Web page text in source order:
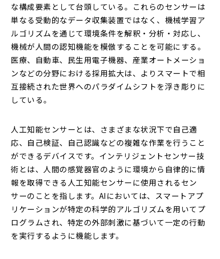
な構成要素として台頭している。これらのセンサーは
単なる受動的なデータ収集装置ではなく、機械学習ア
ルゴリズムを通じて環境条件を解釈・分析・対応し、
機械が人間の認知機能を模倣することを可能にする。
医療、自動車、民生用電子機器、産業オートメーショ
ンなどの分野における採用拡大は、よりスマートで相
互接続された世界へのパラダイムシフトを浮き彫りに
している。
人工知能センサーとは、さまざまな状況下で自己適
応、自己検証、自己認識などの複雑な作業を行うこと
ができるデバイスです。インテリジェントセンサー技
術とは、人間の感覚器官のように環境から自律的に情
報を取得できる人工知能センサーに使用されるセン
サーのことを指します。AIにおいては、スマートアプ
リケーションが特定の科学的アルゴリズムを用いてプ
ログラムされ、特定の外部刺激に基づいて一定の行動
を実行するように機能します。